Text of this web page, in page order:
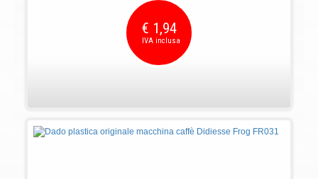
€ 1,94